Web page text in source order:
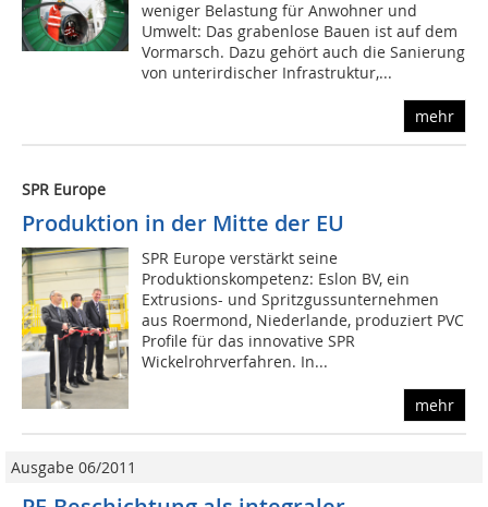
weniger Belastung für Anwohner und
Umwelt: Das grabenlose Bauen ist auf dem
Vormarsch. Dazu gehört auch die Sanierung
von unterirdischer Infrastruktur,...
mehr
SPR Europe
Produktion in der Mitte der EU
SPR Europe verstärkt seine
Produktionskompetenz: Eslon BV, ein
Extrusions- und Spritzgussunternehmen
aus Roermond, Niederlande, produziert PVC
Profile für das innovative SPR
Wickelrohrverfahren. In...
mehr
Ausgabe 06/2011